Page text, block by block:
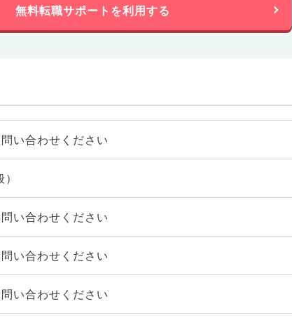
無料転職サポートを利用する
い合わせください
い合わせください
い合わせください
い合わせください